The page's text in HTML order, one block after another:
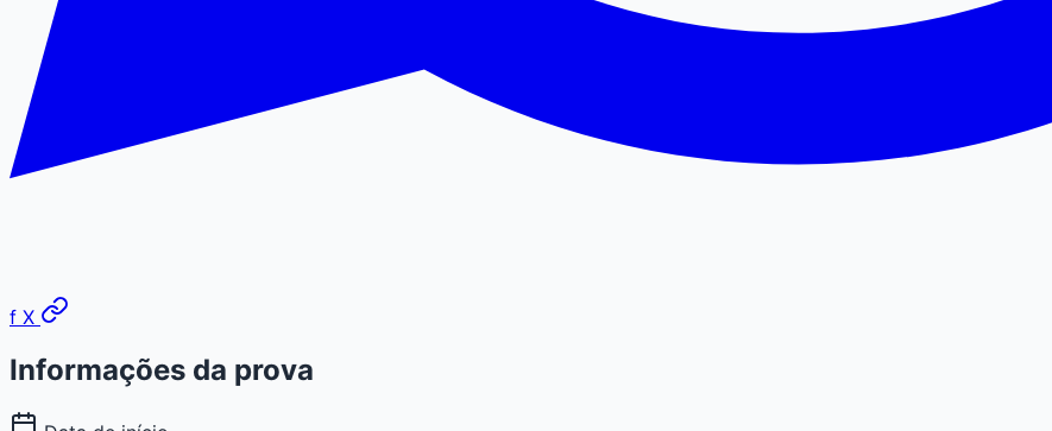
f X
Informações da prova